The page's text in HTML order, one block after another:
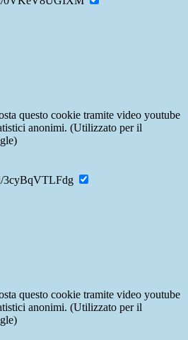
questo cookie tramite video youtube
anonimi. (Utilizzato per il
3cyBqVTLFdg
questo cookie tramite video youtube
anonimi. (Utilizzato per il